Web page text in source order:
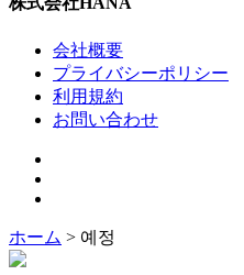
会社概要
プライバシーポリシー
利用規約
お問い合わせ
ホーム > 예정